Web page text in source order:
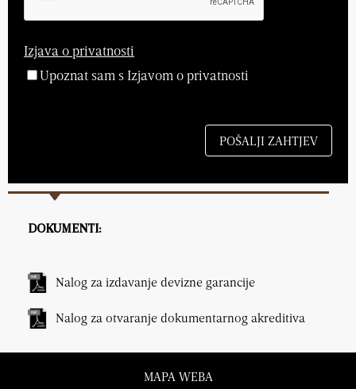
Izjava o privatnosti
Upoznat sam s Izjavom o privatnosti
DOKUMENTI:
Nalog za izdavanje devizne garancije
Nalog za otvaranje dokumentarnog akreditiva
MAPA WEBA